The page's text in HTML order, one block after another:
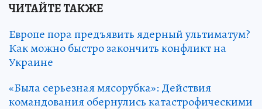
ЧИТАЙТЕ ТАКЖЕ
Европе пора предъявить ядерный ультиматум?
Как можно быстро закончить конфликт на
Украине
«Была серьезная мясорубка»: Действия
командования обернулись катастрофическими